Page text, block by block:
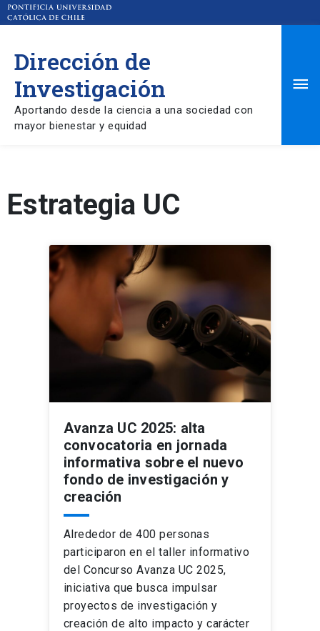
Dirección de
Investigación
Aportando desde la ciencia a una sociedad con
mayor bienestar y equidad
Estrategia UC
Avanza UC 2025: alta
convocatoria en jornada
informativa sobre el nuevo
fondo de investigación y
creación
Alrededor de 400 personas
participaron en el taller informativo
del Concurso Avanza UC 2025,
iniciativa que busca impulsar
proyectos de investigación y
creación de alto impacto y carácter